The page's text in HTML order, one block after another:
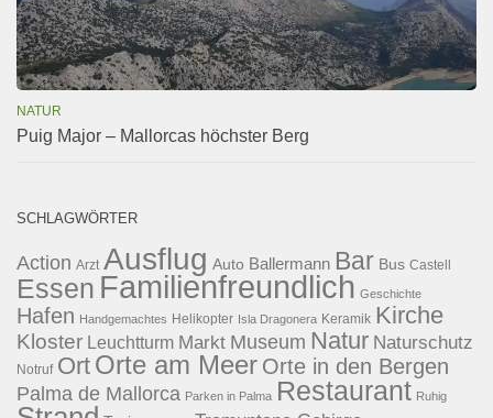
NATUR
Puig Major – Mallorcas höchster Berg
SCHLAGWÖRTER
Action Arzt Ausflug Auto Ballermann Bar Bus Castell
Essen Familienfreundlich Geschichte
Hafen Handgemachtes Helikopter Isla Dragonera Keramik Kirche
Kloster Leuchtturm Markt Museum Natur Naturschutz
Notruf Ort Orte am Meer Orte in den Bergen
Palma de Mallorca Parken in Palma Restaurant Ruhig